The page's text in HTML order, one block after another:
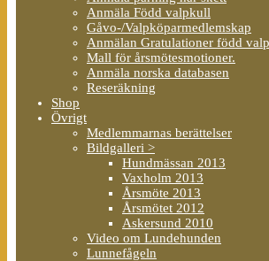
Anmäla Född valpkull
Gåvo-/Valpköparmedlemskap
Anmälan Gratulationer född
Mall för årsmötesmotioner.
Anmäla norska databasen
Reseräkning
Shop
Övrigt
Medlemmarnas berättelser
Bildgalleri >
Hundmässan 2013
Vaxholm 2013
Årsmöte 2013
Årsmötet 2012
Askersund 2010
Video om Lundehunden
Lunnefågeln